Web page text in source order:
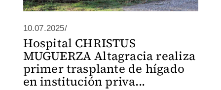
10.07.2025/
Hospital CHRISTUS
MUGUERZA Altagracia realiza
primer trasplante de hígado
en institución priva...